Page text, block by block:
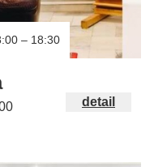
– 18:30
detail